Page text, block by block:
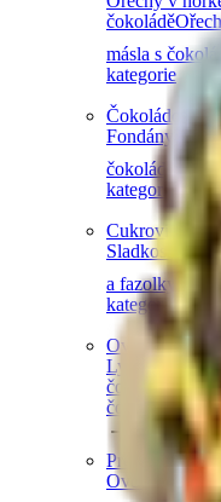
čokoládě
másla s
kategorie
Čokoládové
Fondány a
čokoláda
kategorie
Cukrovinky a
Sladkosti bez
a fazolky
kategorie
Ovoce v
Lyofilizované
čokoládě
čokoládě a
Další
Prémiové
Ovocná